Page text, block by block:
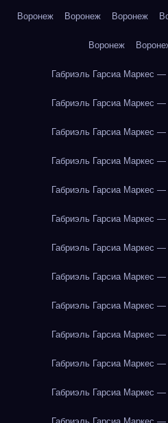
Воронеж Воронеж Воронеж
Воронеж
Габриэль Гарсиа Маркес
Габриэль Гарсиа Маркес
Габриэль Гарсиа Маркес
Габриэль Гарсиа Маркес
Габриэль Гарсиа Маркес
Габриэль Гарсиа Маркес
Габриэль Гарсиа Маркес
Габриэль Гарсиа Маркес
Габриэль Гарсиа Маркес
Габриэль Гарсиа Маркес
Габриэль Гарсиа Маркес
Габриэль Гарсиа Маркес